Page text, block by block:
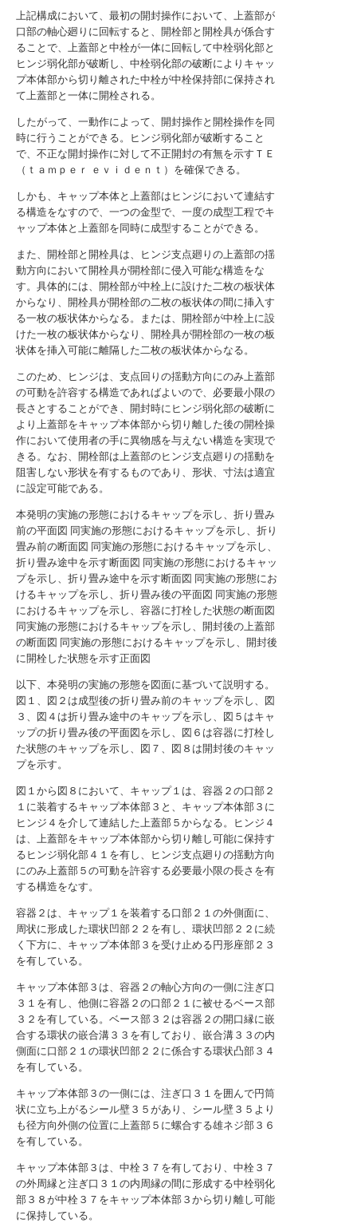
上記構成において、最初の開封操作において、上蓋部が
口部の軸心廻りに回転すると、開栓部と開栓具が係合す
ることで、上蓋部と中栓が一体に回転して中栓弱化部と
ヒンジ弱化部が破断し、中栓弱化部の破断によりキャッ
プ本体部から切り離された中栓が中栓保持部に保持され
て上蓋部と一体に開栓される。
したがって、一動作によって、開封操作と開栓操作を同
時に行うことができる。ヒンジ弱化部が破断すること
で、不正な開封操作に対して不正開封の有無を示すＴＥ
（ｔａｍｐｅｒ ｅｖｉｄｅｎｔ）を確保できる。
しかも、キャップ本体と上蓋部はヒンジにおいて連結す
る構造をなすので、一つの金型で、一度の成型工程でキ
ャップ本体と上蓋部を同時に成型することができる。
また、開栓部と開栓具は、ヒンジ支点廻りの上蓋部の揺
動方向において開栓具が開栓部に侵入可能な構造をな
す。具体的には、開栓部が中栓上に設けた二枚の板状体
からなり、開栓具が開栓部の二枚の板状体の間に挿入す
る一枚の板状体からなる。または、開栓部が中栓上に設
けた一枚の板状体からなり、開栓具が開栓部の一枚の板
状体を挿入可能に離隔した二枚の板状体からなる。
このため、ヒンジは、支点回りの揺動方向にのみ上蓋部
の可動を許容する構造であればよいので、必要最小限の
長さとすることができ、開封時にヒンジ弱化部の破断に
より上蓋部をキャップ本体部から切り離した後の開栓操
作において使用者の手に異物感を与えない構造を実現で
きる。なお、開栓部は上蓋部のヒンジ支点廻りの揺動を
阻害しない形状を有するものであり、形状、寸法は適宜
に設定可能である。
本発明の実施の形態におけるキャップを示し、折り畳み
前の平面図 同実施の形態におけるキャップを示し、折り
畳み前の断面図 同実施の形態におけるキャップを示し、
折り畳み途中を示す断面図 同実施の形態におけるキャッ
プを示し、折り畳み途中を示す断面図 同実施の形態にお
けるキャップを示し、折り畳み後の平面図 同実施の形態
におけるキャップを示し、容器に打栓した状態の断面図
同実施の形態におけるキャップを示し、開封後の上蓋部
の断面図 同実施の形態におけるキャップを示し、開封後
に開栓した状態を示す正面図
以下、本発明の実施の形態を図面に基づいて説明する。
図１、図２は成型後の折り畳み前のキャップを示し、図
３、図４は折り畳み途中のキャップを示し、図５はキャ
ップの折り畳み後の平面図を示し、図６は容器に打栓し
た状態のキャップを示し、図７、図８は開封後のキャッ
プを示す。
図１から図８において、キャップ１は、容器２の口部２
１に装着するキャップ本体部３と、キャップ本体部３に
ヒンジ４を介して連結した上蓋部５からなる。ヒンジ４
は、上蓋部をキャップ本体部から切り離し可能に保持す
るヒンジ弱化部４１を有し、ヒンジ支点廻りの揺動方向
にのみ上蓋部５の可動を許容する必要最小限の長さを有
する構造をなす。
容器２は、キャップ１を装着する口部２１の外側面に、
周状に形成した環状凹部２２を有し、環状凹部２２に続
く下方に、キャップ本体部３を受け止める円形座部２３
を有している。
キャップ本体部３は、容器２の軸心方向の一側に注ぎ口
３１を有し、他側に容器２の口部２１に被せるベース部
３２を有している。ベース部３２は容器２の開口縁に嵌
合する環状の嵌合溝３３を有しており、嵌合溝３３の内
側面に口部２１の環状凹部２２に係合する環状凸部３４
を有している。
キャップ本体部３の一側には、注ぎ口３１を囲んで円筒
状に立ち上がるシール壁３５があり、シール壁３５より
も径方向外側の位置に上蓋部５に螺合する雄ネジ部３６
を有している。
キャップ本体部３は、中栓３７を有しており、中栓３７
の外周縁と注ぎ口３１の内周縁の間に形成する中栓弱化
部３８が中栓３７をキャップ本体部３から切り離し可能
に保持している。